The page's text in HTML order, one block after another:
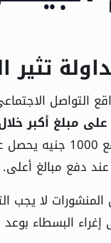
تثير
التواصل
مبلغ أكبر
عند دفع مبالغ أعلى.
لا يجب
إغراء البسطاء